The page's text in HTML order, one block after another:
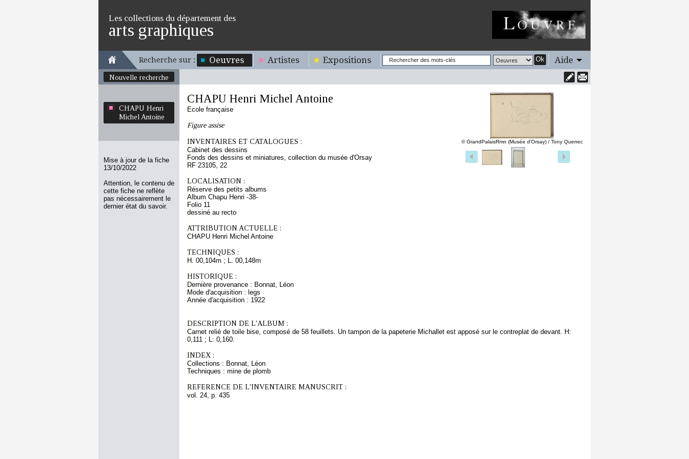
Les collections du département des
arts graphiques
Recherche sur : Oeuvres Artistes Expositions Ok Aide
Nouvelle recherche
CHAPU Henri
Michel Antoine
Mise à jour de la fiche
13/10/2022
Attention, le contenu de
cette fiche ne reflète
pas nécessairement le
dernier état du savoir.
© GrandPalaisRmn (Musée d'Orsay) / Tony Querrec
CHAPU Henri Michel Antoine
Ecole française
Figure assise
INVENTAIRES ET CATALOGUES :
Cabinet des dessins
Fonds des dessins et miniatures, collection du musée d'Orsay
RF 23105, 22
LOCALISATION :
Réserve des petits albums
Album Chapu Henri -38-
Folio 11
dessiné au recto
ATTRIBUTION ACTUELLE :
CHAPU Henri Michel Antoine
TECHNIQUES :
H. 00,104m ; L. 00,148m
HISTORIQUE :
Dernière provenance : Bonnat, Léon
Mode d'acquisition : legs
Année d'acquisition : 1922
DESCRIPTION DE L'ALBUM :
Carnet relié de toile bise, composé de 58 feuillets. Un tampon de la papeterie Michallet est apposé sur le contreplat de devant. H:
0,111 ; L: 0,160.
INDEX :
Collections : Bonnat, Léon
Techniques : mine de plomb
REFERENCE DE L'INVENTAIRE MANUSCRIT :
vol. 24, p. 435